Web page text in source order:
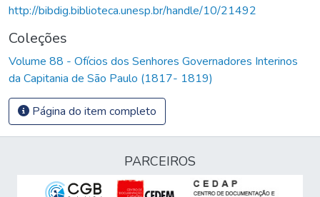
http://bibdig.biblioteca.unesp.br/handle/10/21492
Coleções
Volume 88 - Ofícios dos Senhores Governadores Interinos
da Capitania de São Paulo (1817- 1819)
Página do item completo
PARCEIROS